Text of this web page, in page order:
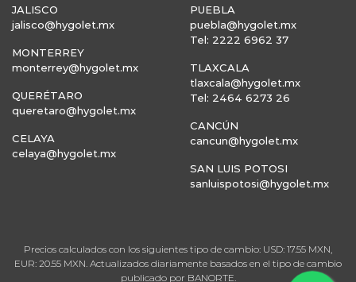
JALISCO
jalisco@hygolet.mx
MONTERREY
monterrey@hygolet.mx
QUERÉTARO
queretaro@hygolet.mx
CELAYA
celaya@hygolet.mx
PUEBLA
puebla@hygolet.mx
Tel: 2222 6962 37
TLAXCALA
tlaxcala@hygolet.mx
Tel: 2464 6273 26
CANCÚN
cancun@hygolet.mx
SAN LUIS POTOSI
sanluispotosi@hygolet.mx
Precios calculados con los siguientes tipo de cambio: USD: 17.55 MXN,
EUR: 20.55 MXN. Actualizados diariamente basados en el tipo de cambio
publicado por BANORTE.